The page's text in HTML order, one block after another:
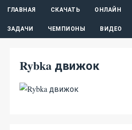
ГЛАВНАЯ СКАЧАТЬ ОНЛАЙН
ЗАДАЧИ ЧЕМПИОНЫ ВИДЕО
Rybka движок